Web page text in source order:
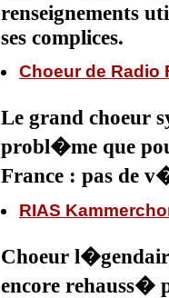
renseignements
ses complices.
Choeur de Radio
Le grand choeur
probl�me que
France : pas de
RIAS
Choeur
encore rehauss�